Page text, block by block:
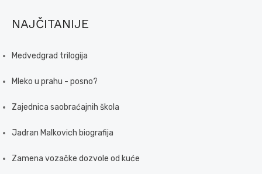
NAJČITANIJE
Medvedgrad trilogija
Mleko u prahu - posno?
Zajednica saobraćajnih škola
Jadran Malkovich biografija
Zamena vozačke dozvole od kuće